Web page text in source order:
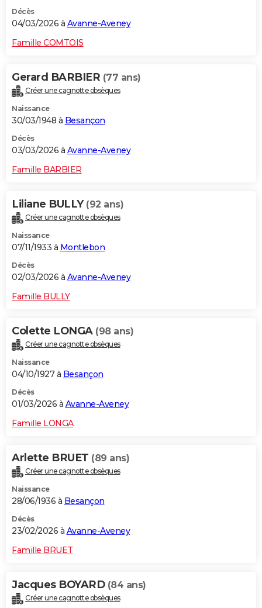
Décès
04/03/2026 à Avanne-Aveney
Famille COMTOIS
Gerard BARBIER (77 ans)
Créer une cagnotte obsèques
Naissance
30/03/1948 à Besançon
Décès
03/03/2026 à Avanne-Aveney
Famille BARBIER
Liliane BULLY (92 ans)
Créer une cagnotte obsèques
Naissance
07/11/1933 à Montlebon
Décès
02/03/2026 à Avanne-Aveney
Famille BULLY
Colette LONGA (98 ans)
Créer une cagnotte obsèques
Naissance
04/10/1927 à Besançon
Décès
01/03/2026 à Avanne-Aveney
Famille LONGA
Arlette BRUET (89 ans)
Créer une cagnotte obsèques
Naissance
28/06/1936 à Besançon
Décès
23/02/2026 à Avanne-Aveney
Famille BRUET
Jacques BOYARD (84 ans)
Créer une cagnotte obsèques